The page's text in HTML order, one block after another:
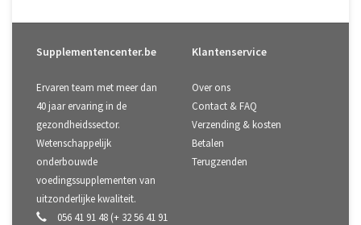
Supplementencenter.be
Ervaren team met meer dan
40 jaar ervaring in de
gezondheidssector.
Wetenschappelijk
onderbouwde
voedingssupplementen van
uitzonderlijke kwaliteit.
056 41 91 48 (+ 32 56 41 91
Klantenservice
Over ons
Contact & FAQ
Verzending & kosten
Betalen
Terugzenden